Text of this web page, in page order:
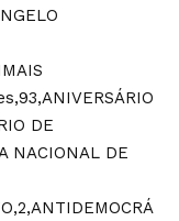
DE
NACIONAL DE